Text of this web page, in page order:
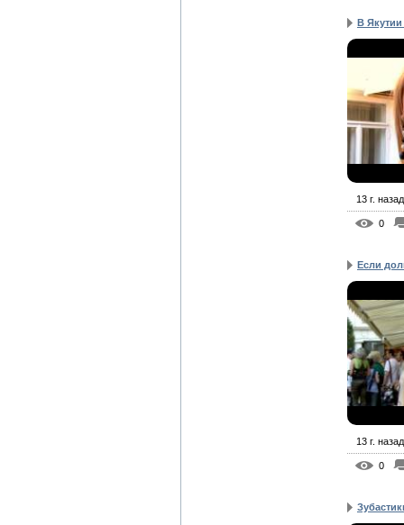
В
13 г. назад
0
Если
13 г. назад
0